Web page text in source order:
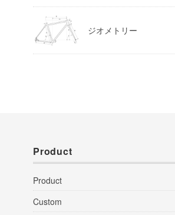
ジオメトリー
Product
Product
Custom